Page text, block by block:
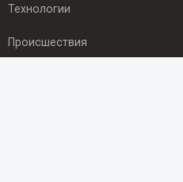
Технологии
Происшествия